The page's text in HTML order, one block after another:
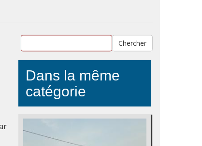
Chercher
Dans la même
catégorie